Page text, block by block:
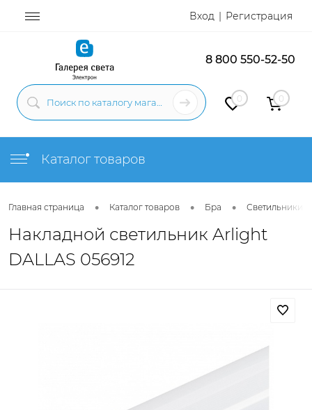
Вход Регистрация
8 800 550-52-50
0 0
Каталог товаров
Главная страница • Каталог товаров • Бра • Светильники
Накладной светильник Arlight
DALLAS 056912